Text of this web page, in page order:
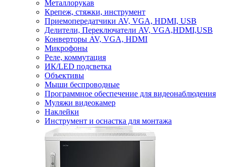
Металлорукав
Крепеж, стяжки, инструмент
Приемопередатчики AV, VGA, HDMI, USB
Делители, Переключатели AV, VGA,HDMI,USB
Конверторы AV, VGA, HDMI
Микрофоны
Реле, коммутация
ИК/LED подсветка
Объективы
Мыши беспроводные
Программное обеспечение для видеонаблюдения
Муляжи видеокамер
Наклейки
Инструмент и оснастка для монтажа